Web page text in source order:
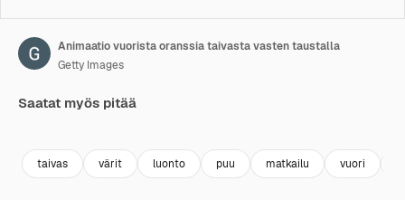
Animaatio vuorista oranssia taivasta vasten taustalla
Getty Images
Saatat myös pitää
taivas värit luonto puu matkailu vuori